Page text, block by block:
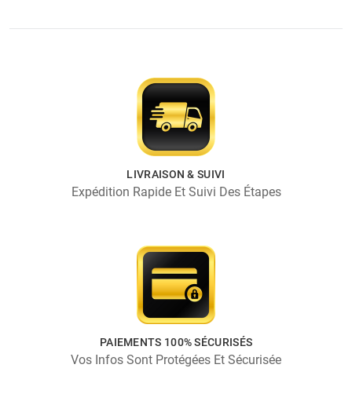
LIVRAISON & SUIVI
Expédition Rapide Et Suivi Des Étapes
PAIEMENTS 100% SÉCURISÉS
Vos Infos Sont Protégées Et Sécurisée